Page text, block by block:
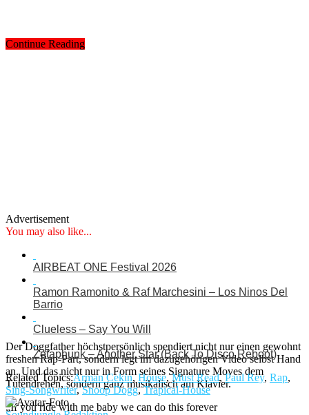
Der Doggfather höchstpersönlich spendiert nicht nur einen gewohnt
freshen Rap-Part, sondern legt im dazugehörigen Video selbst Hand
an. Und das nicht nur in Form seines Signature Moves dem
Tütendrehen, sondern ganz musikalisch am Klavier.
„If you ride with me baby we can do this forever
Continue Reading
Advertisement
You may also like...
AIRBEAT ONE Festival 2026
Ramon Ramonito & Raf Marchesini – Los Ninos Del
Barrio
Clueless – Say You Will
Zetaphunk – Another Star (Back To Disco Reboot)
Related Topics:Arman Cekin,House,Must Read,Paul Rey, Rap,
Sing-Songwriter,Snoop Dogg,Trapical-House